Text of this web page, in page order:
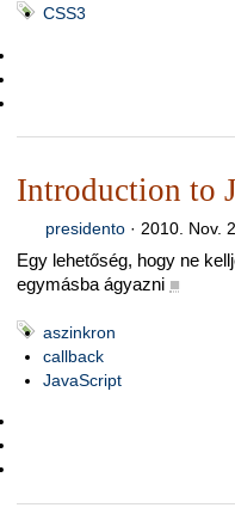
CSS3
Introduction to
presidento· 2010. Nov.
Egy lehetőség, hogy ne
egymásba ágyazni ■
aszinkron
callback
JavaScript